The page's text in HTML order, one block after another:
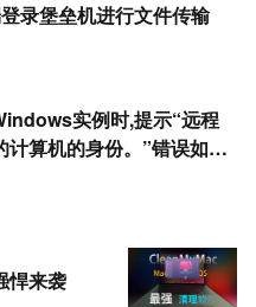
录堡垒机进行文件传输
实例时,提示“远程
算机的身份。”错误如何
悍来袭